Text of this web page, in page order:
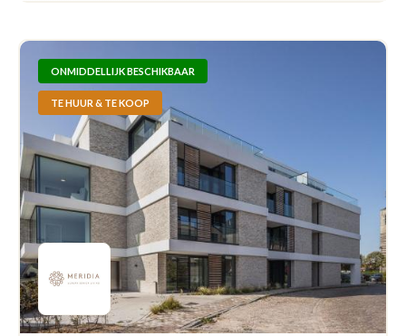
ONMIDDELLIJK BESCHIKBAAR
TE HUUR & TE KOOP